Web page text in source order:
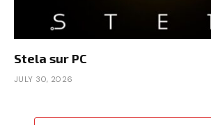
Stela sur PC
JULY 30, 2026